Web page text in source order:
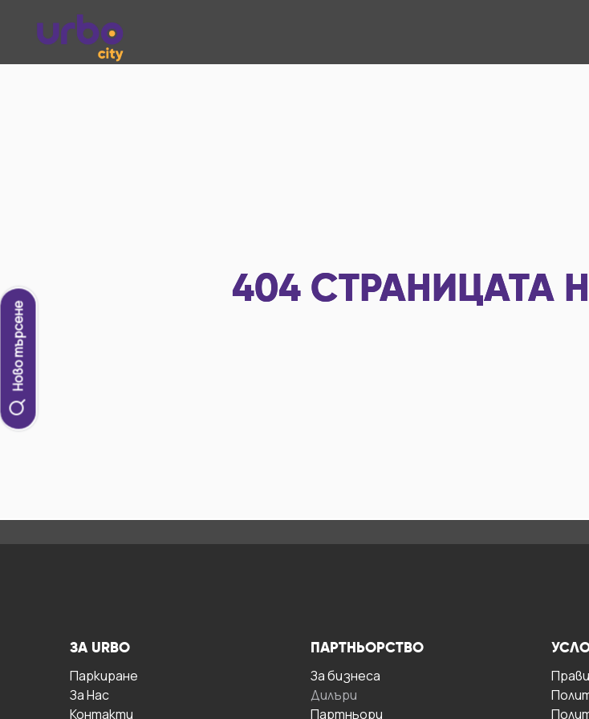
Ново търсене
404 СТРАНИЦАТА
ЗА URBO
Паркиране
За Hас
Контакти
ПАРТНЬОРСТВО
За бизнесa
Дилъри
Партньори